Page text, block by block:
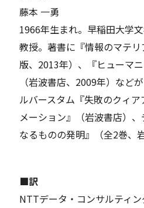
藤本 一勇
1966年生まれ。早稲田大学
教授。著書に『情報のマテ
版、2013年）、『ヒューマニ
（岩波書店、2009年）など
ルバースタム『失敗のクィア
メーション』（岩波書店）、
なるものの発明』（全2巻、
■訳
NTTデータ・コンサルティ